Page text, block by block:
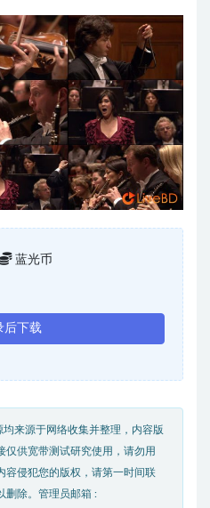
蓝光币
后下载
来源于网络收集并整理，内容版
仅供宽带测试研究使用，请勿用
容侵犯您的版权，请第一时间联
删除。管理员邮箱 :